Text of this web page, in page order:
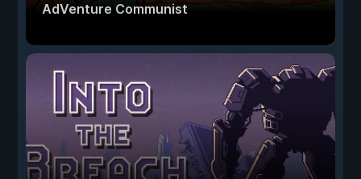
AdVenture Communist